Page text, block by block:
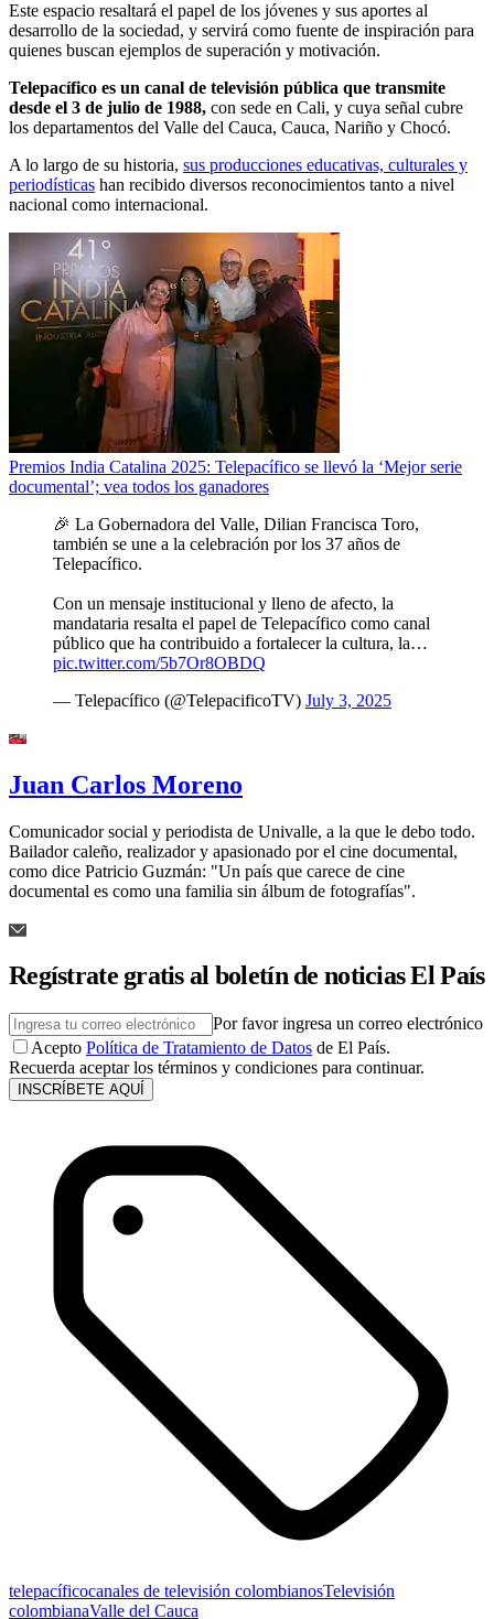
Este espacio resaltará el papel de los jóvenes y sus aportes al
desarrollo de la sociedad, y servirá como fuente de inspiración para
quienes buscan ejemplos de superación y motivación.
Telepacífico es un canal de televisión pública que transmite
desde el 3 de julio de 1988, con sede en Cali, y cuya señal cubre
los departamentos del Valle del Cauca, Cauca, Nariño y Chocó.
A lo largo de su historia, sus producciones educativas, culturales y
periodísticas han recibido diversos reconocimientos tanto a nivel
nacional como internacional.
Premios India Catalina 2025: Telepacífico se llevó la ‘Mejor serie
documental’; vea todos los ganadores
🎉 La Gobernadora del Valle, Dilian Francisca Toro,
también se une a la celebración por los 37 años de
Telepacífico.
Con un mensaje institucional y lleno de afecto, la
mandataria resalta el papel de Telepacífico como canal
público que ha contribuido a fortalecer la cultura, la…
pic.twitter.com/5b7Or8OBDQ
— Telepacífico (@TelepacificoTV) July 3, 2025
Juan Carlos Moreno
Comunicador social y periodista de Univalle, a la que le debo todo.
Bailador caleño, realizador y apasionado por el cine documental,
como dice Patricio Guzmán: "Un país que carece de cine
documental es como una familia sin álbum de fotografías".
Regístrate gratis al boletín de noticias El País
Por favor ingresa un correo electrónico
Acepto Política de Tratamiento de Datos de El País.
Recuerda aceptar los términos y condiciones para continuar.
INSCRÍBETE AQUÍ
telepacíficocanales de televisión colombianosTelevisión
colombianaValle del Cauca